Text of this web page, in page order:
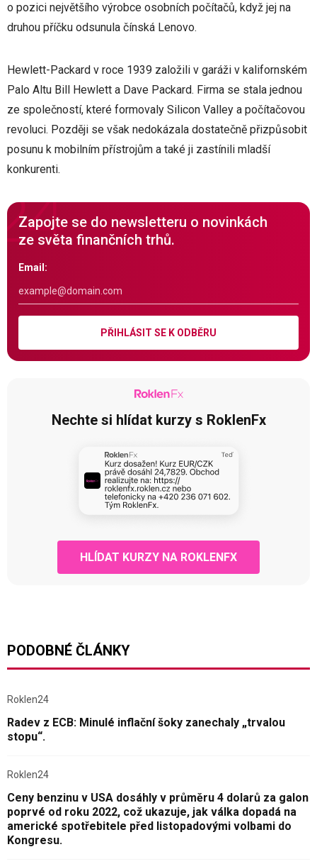
o pozici největšího výrobce osobních počítačů, když jej na
druhou příčku odsunula čínská Lenovo.
Hewlett-Packard v roce 1939 založili v garáži v kalifornském
Palo Altu Bill Hewlett a Dave Packard. Firma se stala jednou
ze společností, které formovaly Silicon Valley a počítačovou
revoluci. Později se však nedokázala dostatečně přizpůsobit
posunu k mobilním přístrojům a také ji zastínili mladší
konkurenti.
Zapojte se do newsletteru o novinkách
ze světa finančních trhů.
Email:
PŘIHLÁSIT SE K ODBĚRU
Nechte si hlídat kurzy s RoklenFx
HLÍDAT KURZY NA ROKLENFX
PODOBNÉ ČLÁNKY
Roklen24
Radev z ECB: Minulé inflační šoky zanechaly „trvalou
stopu“.
Roklen24
Ceny benzinu v USA dosáhly v průměru 4 dolarů za galon
poprvé od roku 2022, což ukazuje, jak válka dopadá na
americké spotřebitele před listopadovými volbami do
Kongresu.